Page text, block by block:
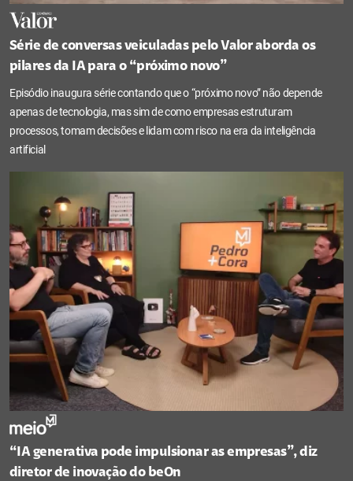
Série de conversas veiculadas pelo Valor aborda os
pilares da IA para o “próximo novo”
Episódio inaugura série contando que o “próximo novo” não depende
apenas de tecnologia, mas sim de como empresas estruturam
processos, tomam decisões e lidam com risco na era da inteligência
artificial
“IA generativa pode impulsionar as empresas”, diz
diretor de inovação do beOn